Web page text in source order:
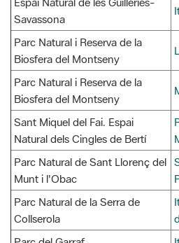
Biosfera del Montseny
Parc Natural i Reserva de la
Biosfera del Montseny
Sant Miquel del Fai. Espai
Natural dels Cingles de Bertí
Parc Natural de Sant Llorenç del
Munt i l'Obac
Parc Natural de la Serra de
Collserola
Parc del Garraf
Itineraris